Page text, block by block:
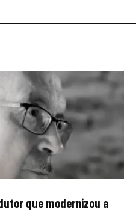
que modernizou a